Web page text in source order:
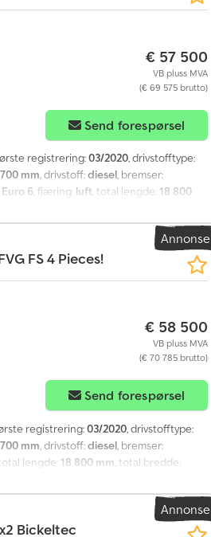
€ 57 500
VB pluss MVA
(€ 69 575 brutto)
Send forespørsel
registrering:03/2020, drivstofftype:
mm, drivstoff:diesel, bremser:
Euro 6, fjæring: luft, total lengde:18 800
2 550 mm, lasteromshøyde:1 080
kollisjonspute, retarder, sentral låsing,
Annonse
FS 4 Pieces!
€ 58 500
VB pluss MVA
(€ 70 785 brutto)
Send forespørsel
registrering:03/2020, drivstofftype:
mm , drivstoff:diesel , bremser:
total lengde:18 800 mm , total bredde:
, lasteromshøyde:1 080 mm, Byggeår:2020,
retarder, sentral låsing,
Annonse
Bickeltec